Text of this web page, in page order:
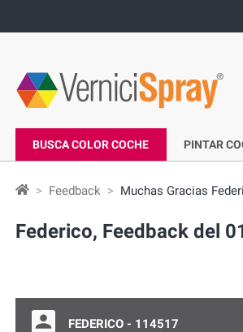
BUSCA COLOR COCHE PINTAR
Feedback Muchas Gracias
Federico, Feedback del
FEDERICO - 114517